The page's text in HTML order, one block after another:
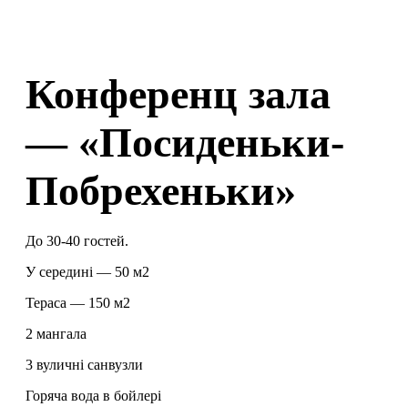
Конференц зала
— «Посиденьки-
Побрехеньки»
До 30-40 гостей.
У середині — 50 м2
Тераса — 150 м2
2 мангала
3 вуличні санвузли
Горяча вода в бойлері